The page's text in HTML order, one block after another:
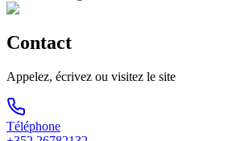
Contact
Appelez, écrivez ou visitez le site
Téléphone